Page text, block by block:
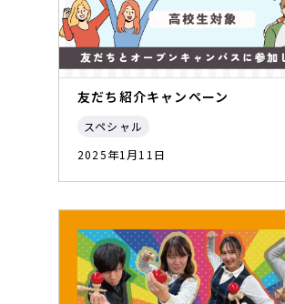
友だち紹介キャンペーン
スペシャル
2025年1月11日